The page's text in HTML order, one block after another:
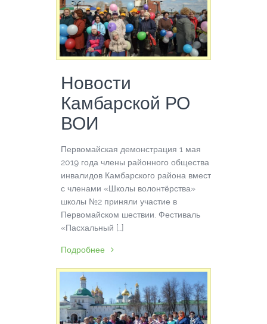
Новости
Камбарской РО
ВОИ
Первомайская демонстрация 1 мая
2019 года члены районного общества
инвалидов Камбарского района вместе
с членами «Школы волонтёрства»
школы №2 приняли участие в
Первомайском шествии. Фестиваль
«Пасхальный […]
Подробнее